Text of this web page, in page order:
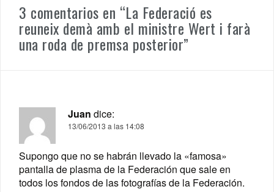
3 comentarios en “La Federació es
reuneix demà amb el ministre Wert i farà
una roda de premsa posterior”
Juan dice:
13/06/2013 a las 14:08
Supongo que no se habrán llevado la «famosa»
pantalla de plasma de la Federación que sale en
todos los fondos de las fotografías de la Federación.